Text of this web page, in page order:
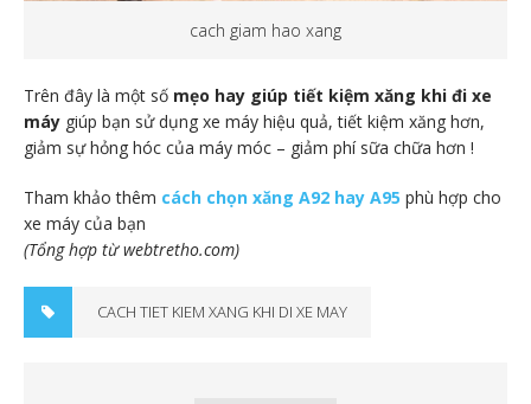
cach giam hao xang
Trên đây là một số mẹo hay giúp tiết kiệm xăng khi đi xe
máy giúp bạn sử dụng xe máy hiệu quả, tiết kiệm xăng hơn,
giảm sự hỏng hóc của máy móc – giảm phí sữa chữa hơn !
Tham khảo thêm cách chọn xăng A92 hay A95 phù hợp cho
xe máy của bạn
(Tổng hợp từ webtretho.com)
CACH TIET KIEM XANG KHI DI XE MAY